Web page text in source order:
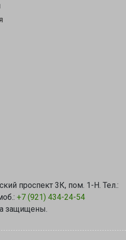
проспект 3К, пом. 1-Н. Тел.:
+7 (921) 434-24-54
защищены.